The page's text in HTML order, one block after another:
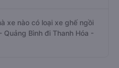
xe nào có loại xe ghế ngồi
Bình đi Thanh Hóa -